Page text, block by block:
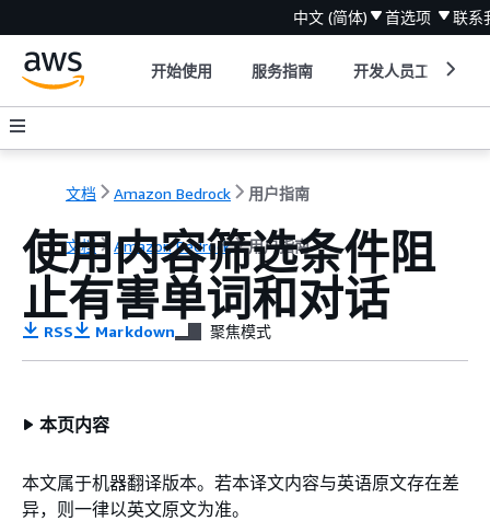
中文 (简体) 首选项 联系
开始使用 服务指南 开发人员工具
文档 Amazon Bedrock 用户指南
文档 Amazon Bedrock 用户指南
使用内容筛选条件阻
止有害单词和对话
RSS Markdown 聚焦模式
本页内容
本文属于机器翻译版本。若本译文内容与英语原文存在差
异，则一律以英文原文为准。